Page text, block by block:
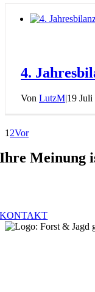
4.
Von LutzM 19 Juli
12Vor
Ihre Meinung
KONTAKT